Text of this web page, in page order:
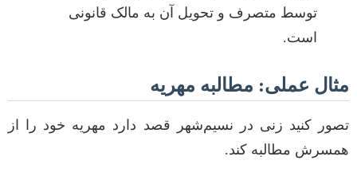
توسط متصرف و تحویل آن به مالک قانونی
است.
مثال عملی: مطالبه مهریه
تصور کنید زنی در نسیم‌شهر قصد دارد مهریه خود را از
همسرش مطالبه کند.